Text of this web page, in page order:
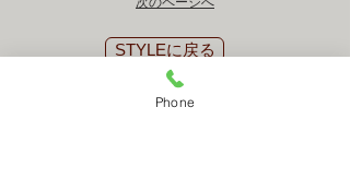
STYLEに戻る
Phone